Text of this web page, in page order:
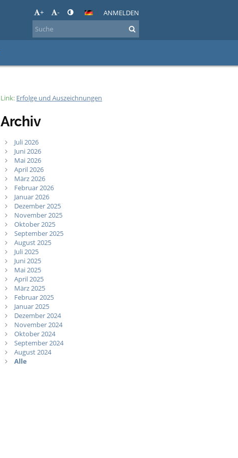
+ - ANMELDEN
Link: Erfolge und Auszeichnungen
Archiv
Juli 2026
Juni 2026
Mai 2026
April 2026
März 2026
Februar 2026
Januar 2026
Dezember 2025
November 2025
Oktober 2025
September 2025
August 2025
Juli 2025
Juni 2025
Mai 2025
April 2025
März 2025
Februar 2025
Januar 2025
Dezember 2024
November 2024
Oktober 2024
September 2024
August 2024
Alle